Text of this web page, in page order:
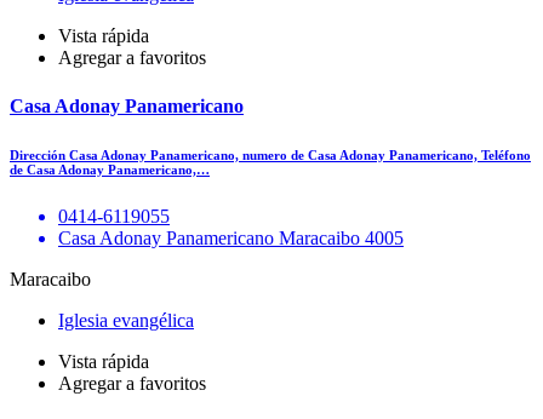
Vista rápida
Agregar a favoritos
Casa Adonay Panamericano
Dirección Casa Adonay Panamericano, numero de Casa Adonay Panamericano, Teléfono
de Casa Adonay Panamericano,…
0414-6119055
Casa Adonay Panamericano Maracaibo 4005
Maracaibo
Iglesia evangélica
Vista rápida
Agregar a favoritos